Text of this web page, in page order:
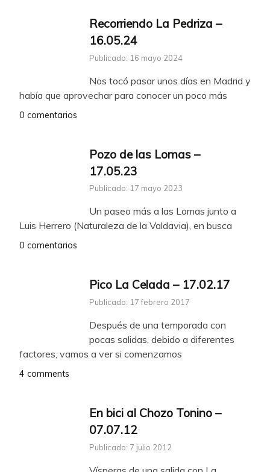
Recorriendo La Pedriza –
16.05.24
Publicado: 16 mayo 2024
Nos tocó pasar unos días en Madrid y
había que aprovechar para conocer un poco más
0 comentarios
Pozo de las Lomas –
17.05.23
Publicado: 17 mayo 2023
Un paseo más a las Lomas junto a
Luis Herrero (Naturaleza de la Valdavia), en busca
0 comentarios
Pico La Celada – 17.02.17
Publicado: 17 febrero 2017
Después de una temporada con
pocas salidas, debido a diferentes
factores, vamos a ver si comenzamos
4 comments
En bici al Chozo Tonino –
07.07.12
Publicado: 7 julio 2012